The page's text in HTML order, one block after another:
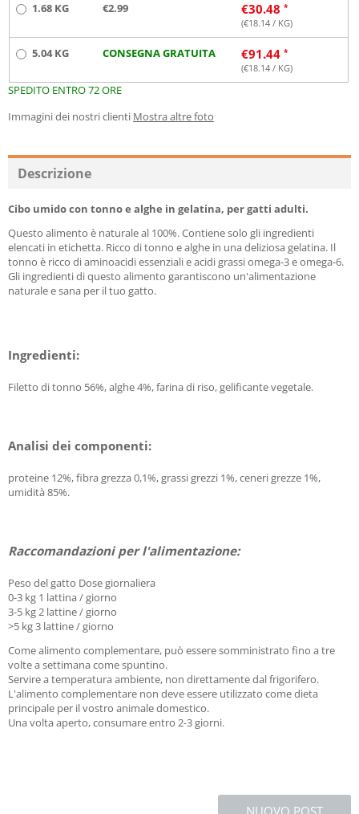
1.68 KG €2.99 €30.48
(€18.14 / KG)
5.04 KG CONSEGNA GRATUITA €91.44
(€18.14 / KG)
SPEDITO ENTRO 72 ORE
Immagini dei nostri clienti Mostra altre foto
Descrizione
Cibo umido con tonno e alghe in gelatina, per gatti adulti.
Questo alimento è naturale al 100%. Contiene solo gli ingredienti
elencati in etichetta. Ricco di tonno e alghe in una deliziosa gelatina. Il
tonno è ricco di aminoacidi essenziali e acidi grassi omega-3 e omega-6.
Gli ingredienti di questo alimento garantiscono un'alimentazione
naturale e sana per il tuo gatto.
Ingredienti:
Filetto di tonno 56%, alghe 4%, farina di riso, gelificante vegetale.
Analisi dei componenti:
proteine ​​12%, fibra grezza 0,1%, grassi grezzi 1%, ceneri grezze 1%,
umidità 85%.
Raccomandazioni per l'alimentazione:
Peso del gatto Dose giornaliera
0-3 kg 1 lattina / giorno
3-5 kg ​​2 lattine / giorno
>5 kg 3 lattine / giorno
Come alimento complementare, può essere somministrato fino a tre
volte a settimana come spuntino.
Servire a temperatura ambiente, non direttamente dal frigorifero.
L'alimento complementare non deve essere utilizzato come dieta
principale per il vostro animale domestico.
Una volta aperto, consumare entro 2-3 giorni.
NUOVO POST